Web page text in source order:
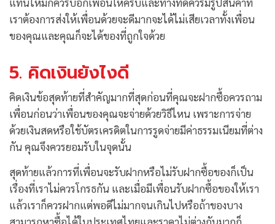
เราต้องการส่งให้เพื่อนด้วยจะดีมากจะได้ไม่เสียเวลาทั้งเพื่อน
ของคุณและคุณก็จะได้ของที่ถูกใจด้วย
5. คิดเงินยังไงดี
คิดเงินข้อสุดท้ายที่สำคัญมากที่สุดก่อนที่คุณจะฝากซื้อควรถาม
เพื่อนก่อนว่าเพื่อนของคุณจะจ่ายด้วยวิธีไหน เพราะการจ่าย
ด้วยเงินสดหรือใช้บัตรเครดิตในการรูดจ่ายมีค่าธรรมเนียมที่ต่าง
กัน คุณจึงควรยอมรับในจุดนั้น
สุดท้ายแล้วการที่เพื่อนจะรับฝากหรือไม่รับฝากซื้อของก็เป็น
เรื่องที่เราไม่ควรโกรธกัน และเมื่อมีเพื่อนรับฝากซื้อของให้เรา
แล้วเราก็ควรฝากแต่พอดีไม่มากจนเกินไปหรือถ้าของบาง